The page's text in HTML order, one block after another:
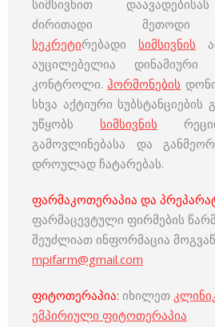
სიმსივნით
ძირითადი მეთოდი
სეკრეტირებადი სიმსივნის
აუცილებელია დინამიური
კონტროლი.ჰორმონების
სხვა აქტიური
უწყობს სიმსივნის
გამოვლინებასა და
დროულად ჩატარებას.
ფარმაკოთერაპია და
ფარმაცევტული ფირმების
შეუძლიათ ინფორმაცია
mpifarm@gmail.com
ფიტოთერაპია: იხილეთ
ემპირიული ფიტოთერაპია